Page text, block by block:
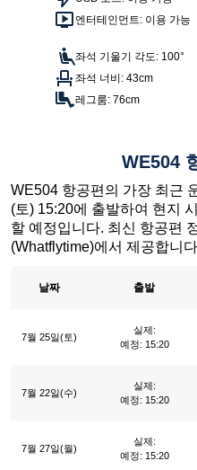
엔터테인먼트: 이용 가능
좌석 기울기 각도: 100°
좌석 너비: 43cm
레그룸: 76cm
WE504
WE504 항공편의 가장 최근
(토) 15:20에 출발하여 현지
할 예정입니다. 최신 항공편
(Whatflytime)에서 제공합니
날짜 출발
7월 25일(토)
실제:
예정: 15:20
7월 22일(수)
실제:
예정: 15:20
7월 27일(월)
실제:
예정: 15:20